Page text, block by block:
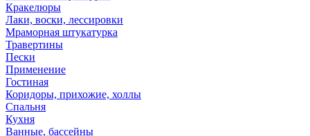
Кракелюры
Лаки, воски, лессировки
Мраморная штукатурка
Травертины
Пески
Применение
Гостиная
Коридоры, прихожие, холлы
Спальня
Кухня
Ванные, бассейны